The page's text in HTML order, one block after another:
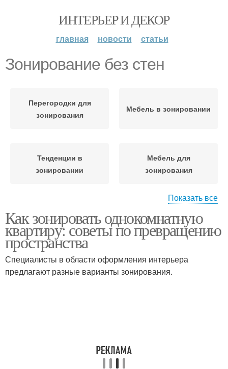
ИНТЕРЬЕР И ДЕКОР
главная новости статьи
Зонирование без стен
Перегородки для
зонирования
Мебель в зонировании
Тенденции в
зонировании
Мебель для
зонирования
зонировании
Показать все
Как зонировать однокомнатную
квартиру: советы по превращению
пространства
Специалисты в области оформления интерьера
предлагают разные варианты зонирования.